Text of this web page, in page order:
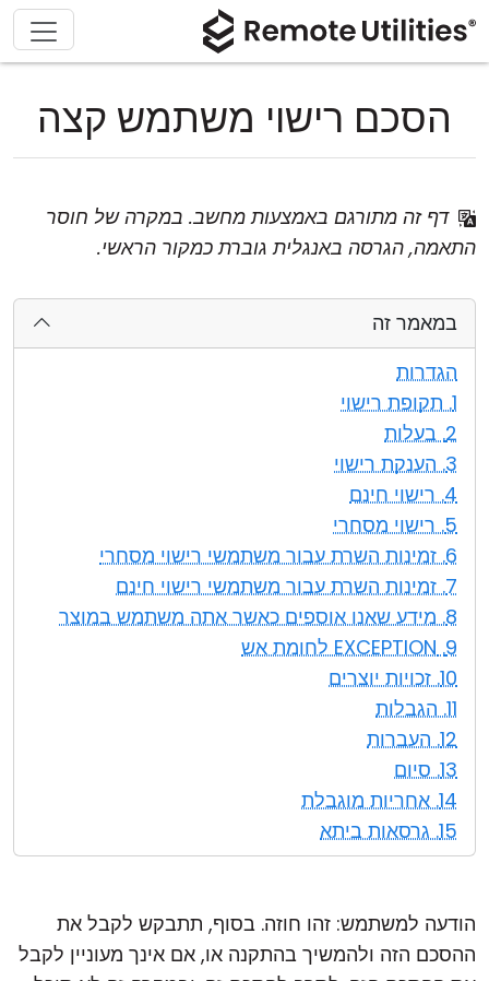
הסכם רישוי משתמש קצה
דף זה מתורגם באמצעות מחשב. במקרה של חוסר
התאמה, הגרסה באנגלית גוברת כמקור הראשי.
במאמר זה
הגדרות
1. תקופת רישוי
2. בעלות
3. הענקת רישוי
4. רישוי חינם
5. רישוי מסחרי
6. זמינות השרת עבור משתמשי רישוי מסחרי
7. זמינות השרת עבור משתמשי רישוי חינם
8. מידע שאנו אוספים כאשר אתה משתמש במוצר
9. EXCEPTION לחומת אש
10. זכויות יוצרים
11. הגבלות
12. העברות
13. סיום
14. אחריות מוגבלת
15. גרסאות ביתא
הודעה למשתמש: זהו חוזה. בסוף, תתבקש לקבל את
ההסכם הזה ולהמשיך בהתקנה או, אם אינך מעוניין לקבל